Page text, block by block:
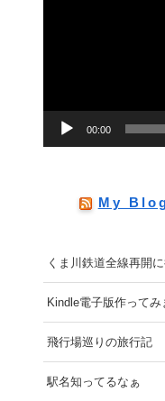
00:00
My
くま川鉄道全線再開
Kindle電子版作ってみ
飛行場巡りの旅行記
駅名知ってるなぁ